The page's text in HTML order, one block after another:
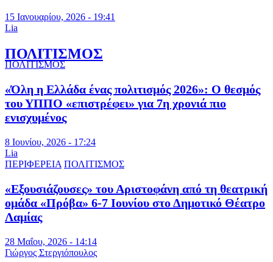
15 Ιανουαρίου, 2026 - 19:41
Lia
ΠΟΛΙΤΙΣΜΟΣ
ΠΟΛΙΤΙΣΜΟΣ
«Όλη η Ελλάδα ένας πολιτισμός 2026»: Ο θεσμός
του ΥΠΠΟ «επιστρέφει» για 7η χρονιά πιο
ενισχυμένος
8 Ιουνίου, 2026 - 17:24
Lia
ΠΕΡΙΦΕΡΕΙΑ ΠΟΛΙΤΙΣΜΟΣ
«Εξουσιάζουσες» του Αριστοφάνη από τη θεατρική
ομάδα «Πρόβα» 6-7 Ιουνίου στο Δημοτικό Θέατρο
Λαμίας
28 Μαΐου, 2026 - 14:14
Γιώργος Στεργιόπουλος